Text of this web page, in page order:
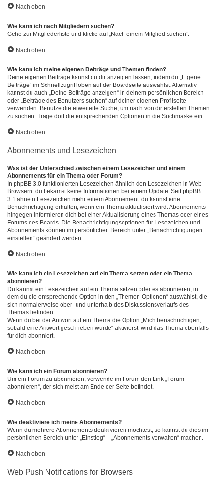
Nach oben
Wie kann ich nach Mitgliedern suchen?
Gehe zur Mitgliederliste und klicke auf „Nach einem Mitglied suchen“.
Nach oben
Wie kann ich meine eigenen Beiträge und Themen finden?
Deine eigenen Beiträge kannst du dir anzeigen lassen, indem du „Eigene
Beiträge“ im Schnellzugriff oben auf der Boardseite auswählst. Alternativ
kannst du auch „Deine Beiträge anzeigen“ in deinem persönlichen Bereich
oder „Beiträge des Benutzers suchen“ auf deiner eigenen Profilseite
verwenden. Benutze die erweiterte Suche, um nach von dir erstellen Themen
zu suchen. Trage dort die entsprechenden Optionen in die Suchmaske ein.
Nach oben
Abonnements und Lesezeichen
Was ist der Unterschied zwischen einem Lesezeichen und einem
Abonnements für ein Thema oder Forum?
In phpBB 3.0 funktionierten Lesezeichen ähnlich den Lesezeichen in Web-
Browsern: du bekamst keine Informationen bei einem Update. Seit phpBB
3.1 ähneln Lesezeichen mehr einem Abonnement: du kannst eine
Benachrichtigung erhalten, wenn ein Thema aktualisiert wird. Abonnements
hingegen informieren dich bei einer Aktualisierung eines Themas oder eines
Forums des Boards. Die Benachrichtigungsoptionen für Lesezeichen und
Abonnements können im persönlichen Bereich unter „Benachrichtigungen
einstellen“ geändert werden.
Nach oben
Wie kann ich ein Lesezeichen auf ein Thema setzen oder ein Thema
abonnieren?
Du kannst ein Lesezeichen auf ein Thema setzen oder es abonnieren, in
dem du die entsprechende Option in den „Themen-Optionen“ auswählst, die
sich normalerweise ober- und unterhalb des Diskussionsverlaufs des
Themas befinden.
Wenn du bei der Antwort auf ein Thema die Option „Mich benachrichtigen,
sobald eine Antwort geschrieben wurde“ aktivierst, wird das Thema ebenfalls
für dich abonniert.
Nach oben
Wie kann ich ein Forum abonnieren?
Um ein Forum zu abonnieren, verwende im Forum den Link „Forum
abonnieren“, der sich meist am Ende der Seite befindet.
Nach oben
Wie deaktiviere ich meine Abonnements?
Wenn du mehrere Abonnements deaktivieren möchtest, so kannst du dies im
persönlichen Bereich unter „Einstieg“ – „Abonnements verwalten“ machen.
Nach oben
Web Push Notifications for Browsers